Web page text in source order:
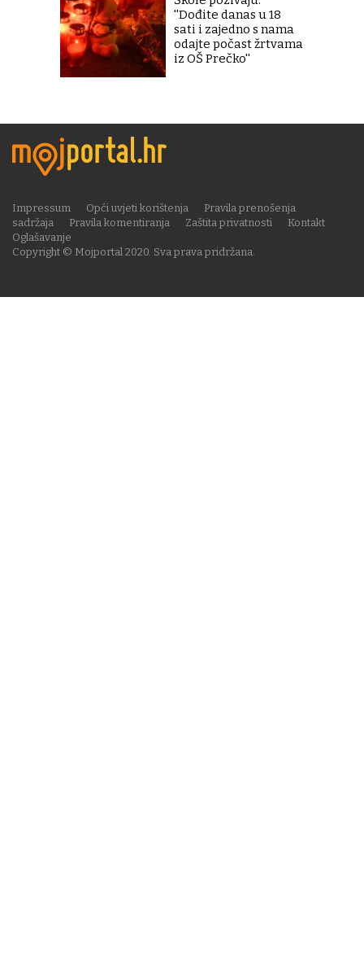
''Dođite danas u 18
sati i zajedno s nama
odajte počast žrtvama
iz OŠ Prečko''
Copyright © Mojportal 2020. Sva prava pridržana.
Impressum Opći uvjeti korištenja
Pravila prenošenja
sadržaja
Pravila komentiranja Zaštita privatnosti
Kontakt
Oglašavanje